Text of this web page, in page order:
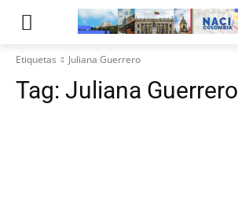
Etiquetas Juliana Guerrero
Tag: Juliana Guerrero